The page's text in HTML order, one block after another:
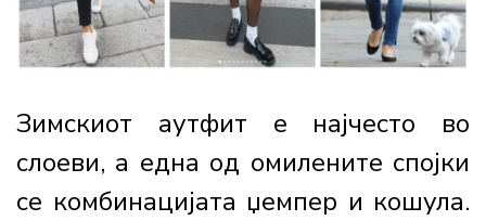
Зимскиот аутфит е најчесто во
слоеви, а една од омилените спојки
се комбинацијата џемпер и кошула.